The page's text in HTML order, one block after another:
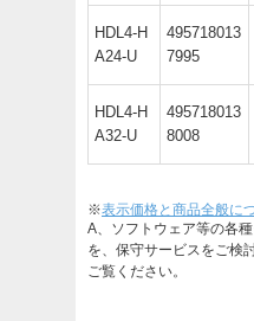
HDL4-H
A24-U
495718013
7995
HDL4-H
A32-U
495718013
8008
※表示価格と商品全般に
A、ソフトウェア等の各
を、保守サービスをご検
ご覧ください。